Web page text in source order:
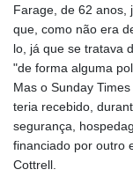
Farage, de 62 anos,
que, como não era
lo, já que se tratava
"de forma alguma
Mas o Sunday
teria recebido,
segurança,
financiado por outro
Cottrell.